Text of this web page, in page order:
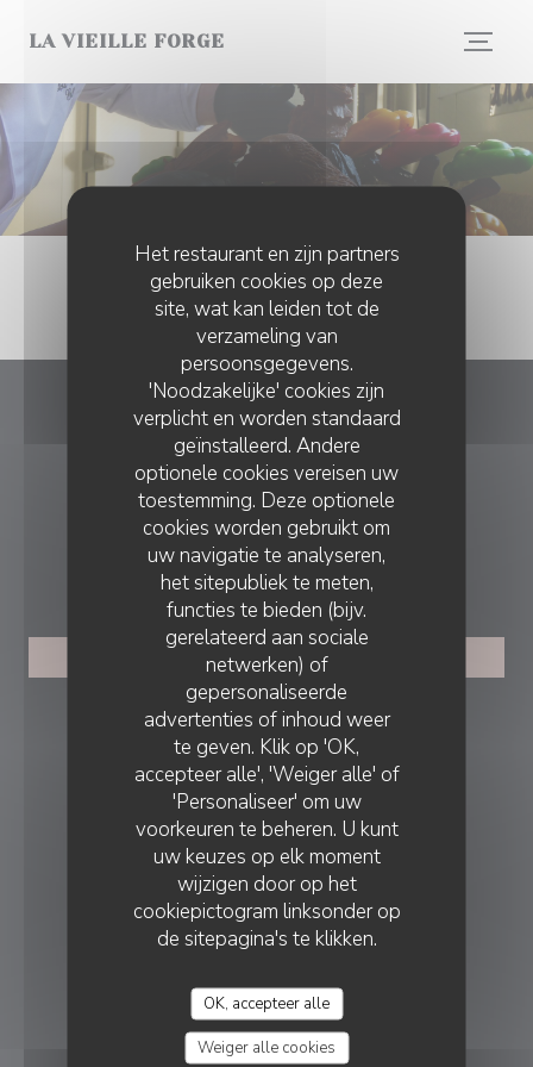
Het restaurant en zijn partners
gebruiken cookies op deze
site, wat kan leiden tot de
verzameling van
persoonsgegevens.
'Noodzakelijke' cookies zijn
verplicht en worden standaard
geïnstalleerd. Andere
optionele cookies vereisen uw
toestemming. Deze optionele
cookies worden gebruikt om
uw navigatie te analyseren,
het sitepubliek te meten,
functies te bieden (bijv.
gerelateerd aan sociale
netwerken) of
gepersonaliseerde
advertenties of inhoud weer
te geven. Klik op 'OK,
accepteer alle', 'Weiger alle' of
'Personaliseer' om uw
voorkeuren te beheren. U kunt
uw keuzes op elk moment
wijzigen door op het
cookiepictogram linksonder op
de sitepagina's te klikken.
OK, accepteer alle
Weiger alle cookies
LA VIEILLE FORGE
La Vieille Forge
32 Rue d'Aha (RD252) 44420 MESQUER
02 40 42 62 68
RESERVERING
RESERVEER EEN TAFEL
VOLG ONS
Facebook ((opent in een nieuw
Instagram ((opent in een
NIEUWSBRIEF
BELONINGEN
LA VIEILLE FORGE